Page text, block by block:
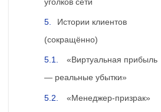
Истории клиентов
(сокращённо)
«Виртуальная прибыль
— реальные убытки»
«Менеджер‑призрак»